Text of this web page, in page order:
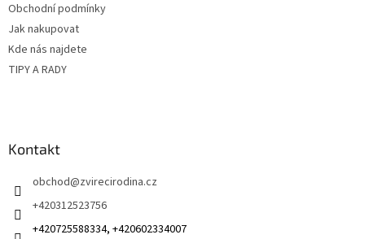
Obchodní podmínky
Jak nakupovat
Kde nás najdete
TIPY A RADY
Kontakt
obchod@zvirecirodina.cz
+420312523756
+420725588334, +420602334007